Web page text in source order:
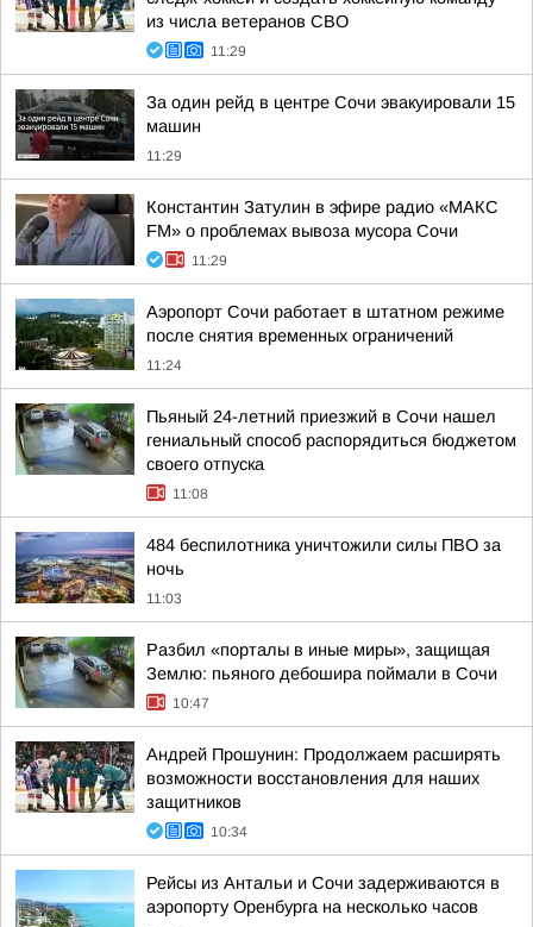
из числа ветеранов СВО
11:29
За один рейд в центре Сочи эвакуировали 15
машин
11:29
Константин Затулин в эфире радио «МАКС
FM» о проблемах вывоза мусора Сочи
11:29
Аэропорт Сочи работает в штатном режиме
после снятия временных ограничений
11:24
Пьяный 24-летний приезжий в Сочи нашел
гениальный способ распорядиться бюджетом
своего отпуска
11:08
484 беспилотника уничтожили силы ПВО за
ночь
11:03
Разбил «порталы в иные миры», защищая
Землю: пьяного дебошира поймали в Сочи
10:47
Андрей Прошунин: Продолжаем расширять
возможности восстановления для наших
защитников
10:34
Рейсы из Антальи и Сочи задерживаются в
аэропорту Оренбурга на несколько часов